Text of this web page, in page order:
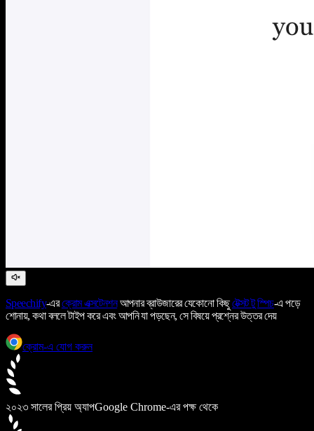
Speechify-এরক্রোম এক্সটেনশনআপনার ব্রাউজারের যেকোনো কিছুটেক্সট টু স্পিচ-এ পড়ে
শোনায়, কথা বললে টাইপ করে এবং আপনি যা পড়ছেন, সে বিষয়ে প্রশ্নের উত্তর দেয়
ক্রোম-এ যোগ করুন
২০২৩ সালের প্রিয় অ্যাপGoogle Chrome-এর পক্ষ থেকে